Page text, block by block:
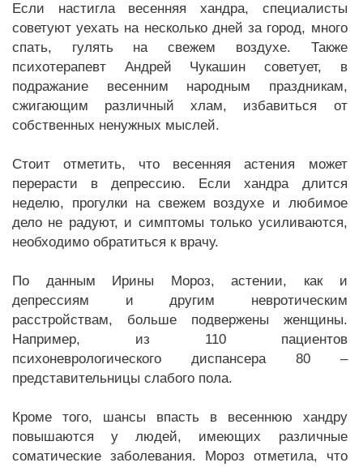
Если настигла весенняя хандра, специалисты
советуют уехать на несколько дней за город, много
спать, гулять на свежем воздухе. Также
психотерапевт Андрей Чукашин советует, в
подражание весенним народным праздникам,
сжигающим различный хлам, избавиться от
собственных ненужных мыслей.
Стоит отметить, что весенняя астения может
перерасти в депрессию. Если хандра длится
неделю, прогулки на свежем воздухе и любимое
дело не радуют, и симптомы только усиливаются,
необходимо обратиться к врачу.
По данным Ирины Мороз, астении, как и
депрессиям и другим невротическим
расстройствам, больше подвержены женщины.
Например, из 110 пациентов
психоневрологического диспансера 80 –
представительницы слабого пола.
Кроме того, шансы впасть в весеннюю хандру
повышаются у людей, имеющих различные
соматические заболевания. Мороз отметила, что